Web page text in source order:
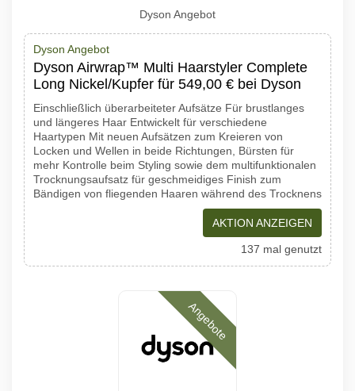
Dyson Angebot
Dyson Angebot
Dyson Airwrap™ Multi Haarstyler Complete
Long Nickel/Kupfer für 549,00 € bei Dyson
Einschließlich überarbeiteter Aufsätze Für brustlanges
und längeres Haar Entwickelt für verschiedene
Haartypen Mit neuen Aufsätzen zum Kreieren von
Locken und Wellen in beide Richtungen, Bürsten für
mehr Kontrolle beim Styling sowie dem multifunktionalen
Trocknungsaufsatz für geschmeidiges Finish zum
Bändigen von fliegenden Haaren während des Trocknens
AKTION ANZEIGEN
137 mal genutzt
Angebote